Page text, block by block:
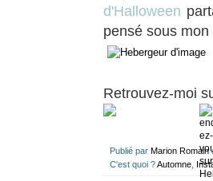
d'Halloween
pensé sous mon
Retrouvez-moi
Publié par Marion Romain
C'est quoi ?Automne